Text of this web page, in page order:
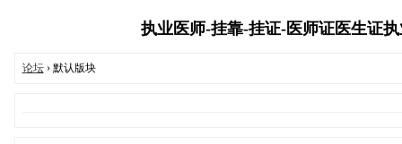
执业医师-挂靠-挂证-医师证医生证
论坛› 默认版块